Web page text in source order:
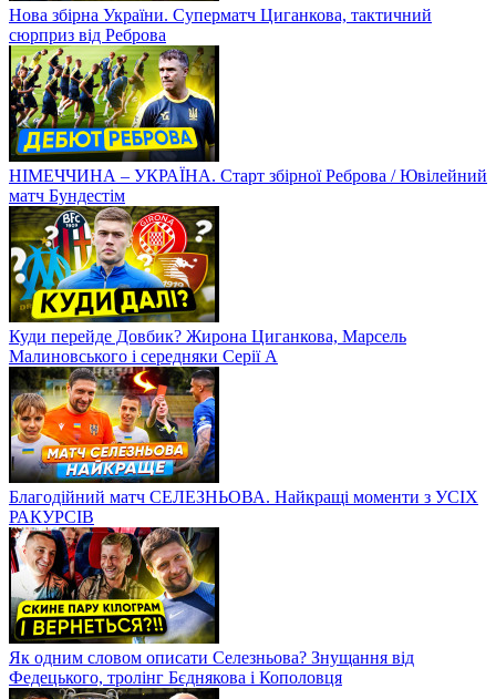
Нова збірна України. Суперматч Циганкова, тактичний
сюрприз від Реброва
НІМЕЧЧИНА – УКРАЇНА. Старт збірної Реброва / Ювілейний
матч Бундестім
Куди перейде Довбик? Жирона Циганкова, Марсель
Малиновського і середняки Серії А
Благодійний матч СЕЛЕЗНЬОВА. Найкращі моменти з УСІХ
РАКУРСІВ
Як одним словом описати Селезньова? Знущання від
Федецького, тролінг Бєднякова і Кополовця